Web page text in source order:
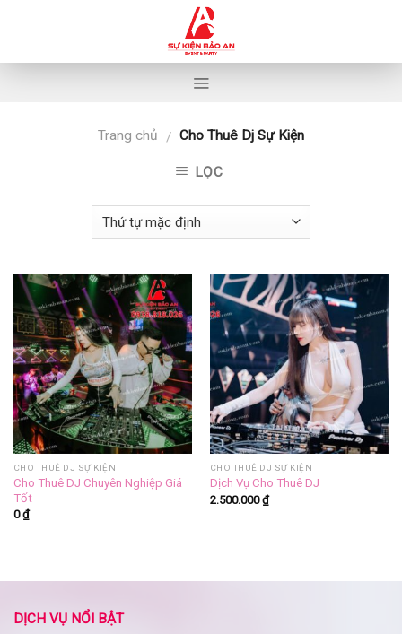
Trang chủ / Cho Thuê Dj Sự Kiện
LỌC
CHO THUÊ DJ SỰ KIỆN
Cho Thuê DJ Chuyên Nghiệp Giá
Tốt
0₫
CHO THUÊ DJ SỰ KIỆN
Dịch Vụ Cho Thuê DJ
2.500.000₫
DỊCH VỤ NỔI BẬT